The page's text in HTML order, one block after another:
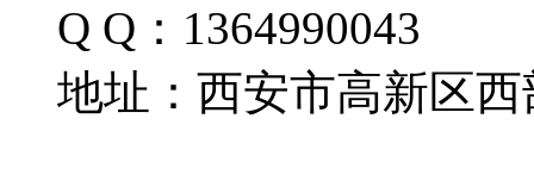
Q Q：1364990043
地址：西安市高新区西